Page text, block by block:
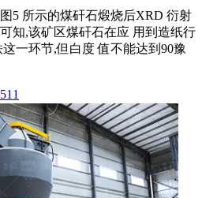
5 所示的煤矸石煅烧后XRD 衍射
知,该矿区煤矸石在应 用到造纸行
一环节,但白度 值不能达到90豫